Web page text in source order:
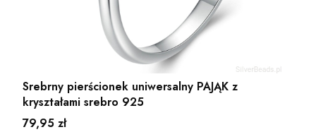
Srebrny pierścionek uniwersalny PAJĄK z
kryształami srebro 925
Cena
79,95 zł